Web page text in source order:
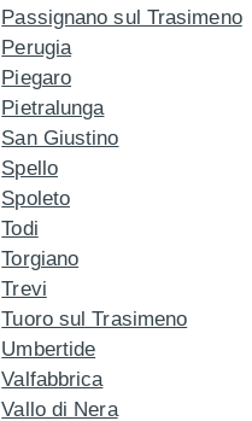
Passignano sul Trasimeno
Perugia
Piegaro
Pietralunga
San Giustino
Spello
Spoleto
Todi
Torgiano
Trevi
Tuoro sul Trasimeno
Umbertide
Valfabbrica
Vallo di Nera